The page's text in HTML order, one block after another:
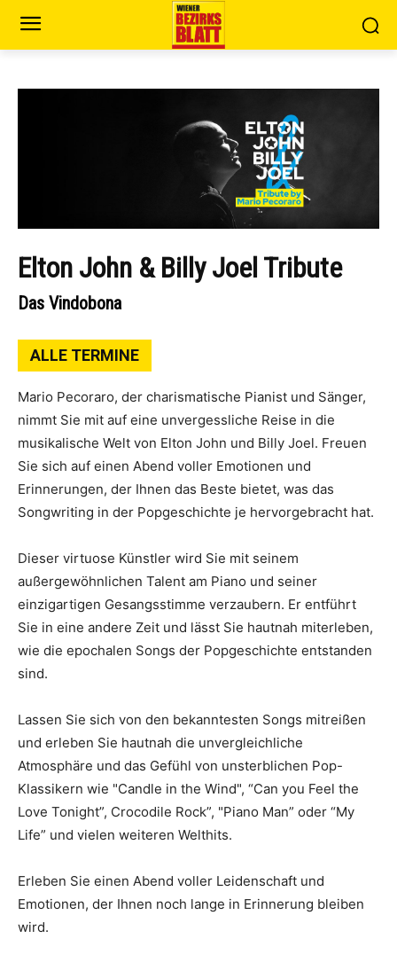
Elton John & Billy Joel Tribute
Das Vindobona
ALLE TERMINE
Mario Pecoraro, der charismatische Pianist und Sänger,
nimmt Sie mit auf eine unvergessliche Reise in die
musikalische Welt von Elton John und Billy Joel. Freuen
Sie sich auf einen Abend voller Emotionen und
Erinnerungen, der Ihnen das Beste bietet, was das
Songwriting in der Popgeschichte je hervorgebracht hat.
Dieser virtuose Künstler wird Sie mit seinem
außergewöhnlichen Talent am Piano und seiner
einzigartigen Gesangsstimme verzaubern. Er entführt
Sie in eine andere Zeit und lässt Sie hautnah miterleben,
wie die epochalen Songs der Popgeschichte entstanden
sind.
Lassen Sie sich von den bekanntesten Songs mitreißen
und erleben Sie hautnah die unvergleichliche
Atmosphäre und das Gefühl von unsterblichen Pop-
Klassikern wie "Candle in the Wind", “Can you Feel the
Love Tonight”, Crocodile Rock”, "Piano Man” oder “My
Life” und vielen weiteren Welthits.
Erleben Sie einen Abend voller Leidenschaft und
Emotionen, der Ihnen noch lange in Erinnerung bleiben
wird.